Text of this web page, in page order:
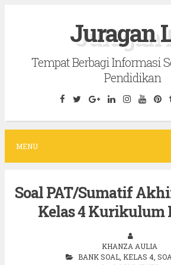
c
Juragan
Tempat Berbagi Informasi
Pendidikan
MENU
Soal PAT/Sumatif
Kelas 4 Kurikulum
KHANZA AULIA
BANK SOAL KELAS 4